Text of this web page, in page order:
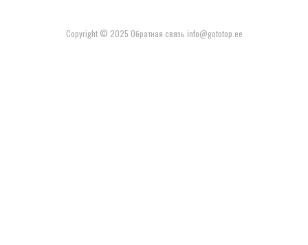
Copyright © 2025 Обратная связь info@gototop.ee